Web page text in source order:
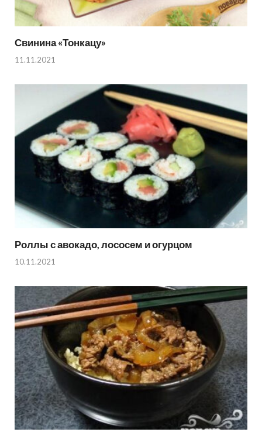
Свинина «Тонкацу»
11.11.2021
Роллы с авокадо, лососем и огурцом
10.11.2021